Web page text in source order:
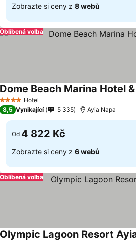
Zobrazte si ceny z 8 webů
Oblíbená volba
4 Počet hvězdiček
Hotel
Dome Beach Marina Hotel
8,5 Vynikající 5 335 Ayia Napa
Od 4 822 Kč
Zobrazte si ceny z 6 webů
Oblíbená volba
Olympic Lagoon Resort